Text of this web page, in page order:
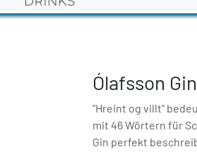
Ólafsson Gin
"Hreint og villt"
mit 46 Wörtern für
Gin perfekt